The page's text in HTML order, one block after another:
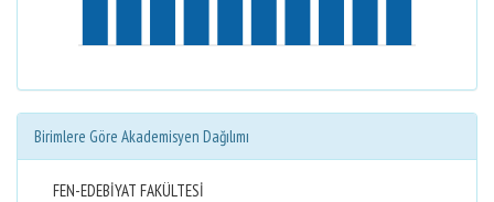
Birimlere Göre Akademisyen Dağılımı
FEN-EDEBİYAT FAKÜLTESİ